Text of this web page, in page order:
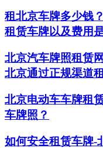
租北京车牌多少钱
租赁车牌以及费用
北京汽车牌照租赁
北京通过正规渠道
北京电动车车牌租
车牌照？
如何安全租赁车牌-